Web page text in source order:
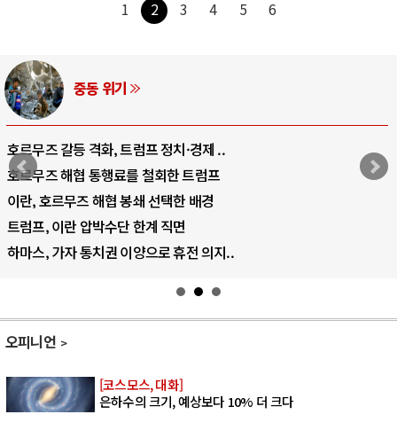
1 2 3 4 5 6
AI와 인간
중국 AI, 저가 공세로 글로벌 토큰 시..
AI 국부펀드 구상 놓고 미국 진보진영 ..
AI 데이터센터 반대 투쟁은 새로운 글로..
AI의 숨은 환경 비용: 데이터센터 확산..
AI는 어떻게 미국 민주주의를 잠식하고 ..
오피니언
[코스모스, 대화]
은하수의 크기, 예상보다 10% 더 크다